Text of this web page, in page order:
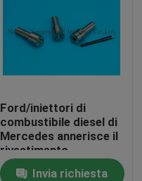
Ford/iniettori di
combustibile diesel di
Mercedes annerisce il
rivestimento
0433175501/
Invia richiesta